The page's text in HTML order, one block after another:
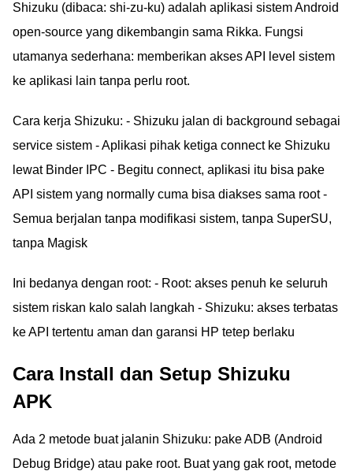
Shizuku (dibaca: shi-zu-ku) adalah aplikasi sistem Android
open-source yang dikembangin sama Rikka. Fungsi
utamanya sederhana: memberikan akses API level sistem
ke aplikasi lain tanpa perlu root.
Cara kerja Shizuku: - Shizuku jalan di background sebagai
service sistem - Aplikasi pihak ketiga connect ke Shizuku
lewat Binder IPC - Begitu connect, aplikasi itu bisa pake
API sistem yang normally cuma bisa diakses sama root -
Semua berjalan tanpa modifikasi sistem, tanpa SuperSU,
tanpa Magisk
Ini bedanya dengan root: - Root: akses penuh ke seluruh
sistem riskan kalo salah langkah - Shizuku: akses terbatas
ke API tertentu aman dan garansi HP tetep berlaku
Cara Install dan Setup Shizuku
APK
Ada 2 metode buat jalanin Shizuku: pake ADB (Android
Debug Bridge) atau pake root. Buat yang gak root, metode